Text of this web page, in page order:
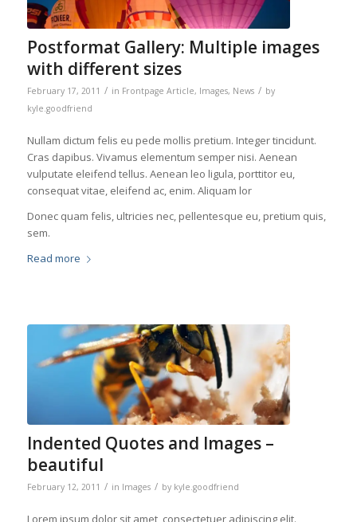
Postformat Gallery: Multiple images
with different sizes
February 17, 2011 / in Frontpage Article, Images, News / by
kyle.goodfriend
Nullam dictum felis eu pede mollis pretium. Integer tincidunt.
Cras dapibus. Vivamus elementum semper nisi. Aenean
vulputate eleifend tellus. Aenean leo ligula, porttitor eu,
consequat vitae, eleifend ac, enim. Aliquam lor
Donec quam felis, ultricies nec, pellentesque eu, pretium quis,
sem.
Read more
Indented Quotes and Images –
beautiful
February 12, 2011 / in Images / by kyle.goodfriend
Lorem ipsum dolor sit amet, consectetuer adipiscing elit.